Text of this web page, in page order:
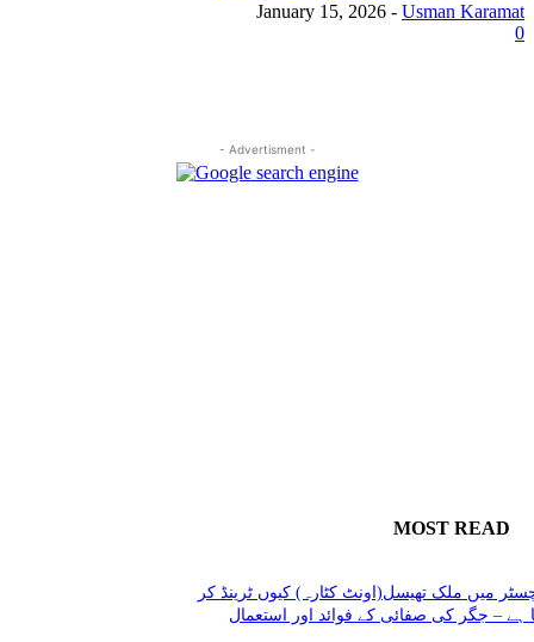
Usman Karamat
-
January 15, 2026
0
- Advertisment -
MOST READ
میں ملک تھیسل(اونٹ کٹارہ) کیوں ٹرینڈ کر
ہے – جگر کی صفائی کے فوائد اور استعمال